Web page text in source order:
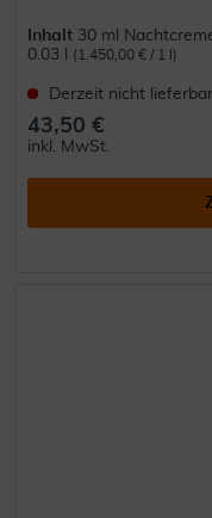
Inhalt 30 ml
0.03 l
(1.450,00 € / 1 l)
Derzeit nicht lieferbar
43,50 €
inkl. MwSt.